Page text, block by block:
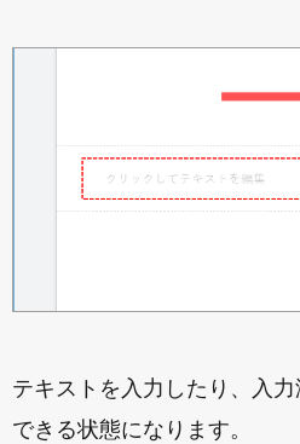
テキストを入力したり、入
できる状態になります。